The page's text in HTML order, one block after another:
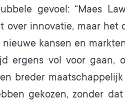
gevoel: “Maes
over innovatie, maar het
kansen en
ergens vol voor gaan,
breder
gekozen, zonder